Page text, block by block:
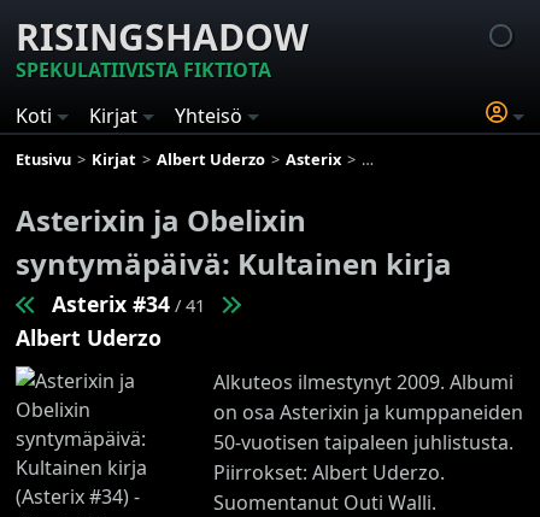
RISINGSHADOW
SPEKULATIIVISTA FIKTIOTA
Koti
Kirjat Yhteisö
Etusivu Kirjat Albert Uderzo Asterix Asterixin ja Obelixin
Asterixin ja Obelixin
syntymäpäivä: Kultainen kirja
Asterix #34 / 41
Albert Uderzo
Alkuteos ilmestynyt 2009. Albumi
on osa Asterixin ja kumppaneiden
50-vuotisen taipaleen juhlistusta.
Piirrokset: Albert Uderzo.
Suomentanut Outi Walli.